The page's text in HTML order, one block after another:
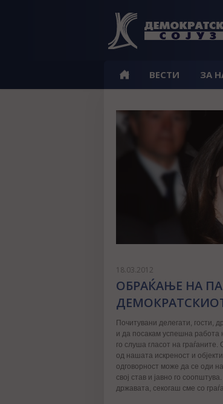
ВЕСТИ ЗА
18.03.2012
ОБРАЌАЊЕ НА
Почитувани делегати, гости,
и да посакам успешна работа
го слуша гласот на
од нашата искреност и
одговорност може да се оди
свој став и јавно го
државата, секогаш сме со